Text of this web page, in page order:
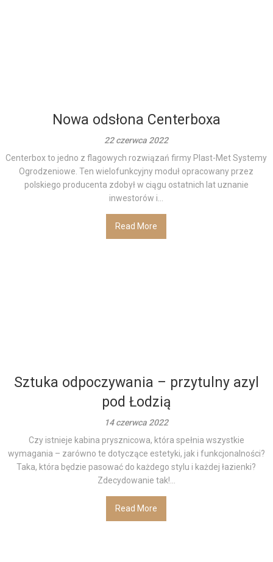
Nowa odsłona Centerboxa
22 czerwca 2022
Centerbox to jedno z flagowych rozwiązań firmy Plast-Met Systemy
Ogrodzeniowe. Ten wielofunkcyjny moduł opracowany przez
polskiego producenta zdobył w ciągu ostatnich lat uznanie
inwestorów i...
Read More
Sztuka odpoczywania – przytulny azyl
pod Łodzią
14 czerwca 2022
Czy istnieje kabina prysznicowa, która spełnia wszystkie
wymagania – zarówno te dotyczące estetyki, jak i funkcjonalności?
Taka, która będzie pasować do każdego stylu i każdej łazienki?
Zdecydowanie tak!...
Read More